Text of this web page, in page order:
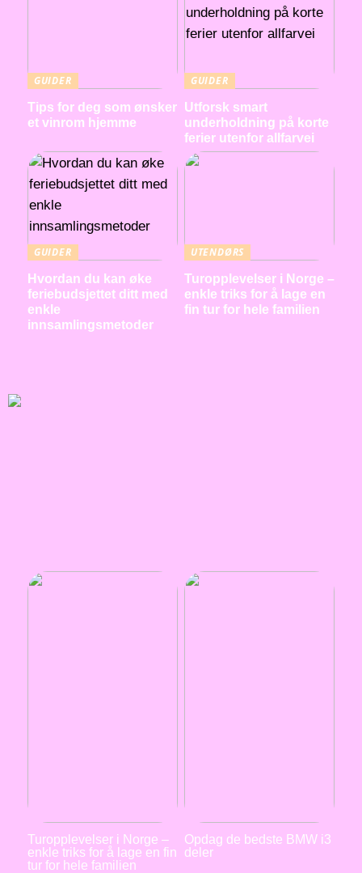
GUIDER
Tips for deg som ønsker
et vinrom hjemme
GUIDER
Utforsk smart
underholdning på korte
ferier utenfor allfarvei
GUIDER
Hvordan du kan øke
feriebudsjettet ditt med
enkle
innsamlingsmetoder
UTENDØRS
Turopplevelser i Norge –
enkle triks for å lage en
fin tur for hele familien
Turopplevelser i Norge –
enkle triks for å lage en fin
tur for hele familien
Opdag de bedste BMW i3
deler